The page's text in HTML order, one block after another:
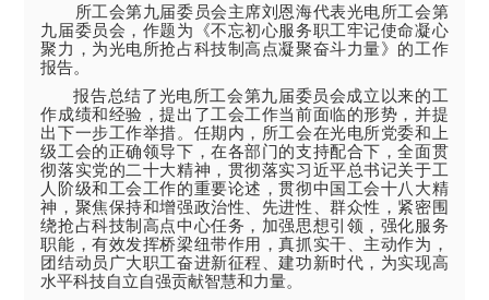
所工会第九届委员会主席刘恩海代表光电所工会第
九届委员会，作题为《不忘初心服务职工牢记使命凝心
聚力，为光电所抢占科技制高点凝聚奋斗力量》的工作
报告。
报告总结了光电所工会第九届委员会成立以来的工
作成绩和经验，提出了工会工作当前面临的形势，并提
出下一步工作举措。任期内，所工会在光电所党委和上
级工会的正确领导下，在各部门的支持配合下，全面贯
彻落实党的二十大精神，贯彻落实习近平总书记关于工
人阶级和工会工作的重要论述，贯彻中国工会十八大精
神，聚焦保持和增强政治性、先进性、群众性，紧密围
绕抢占科技制高点中心任务，加强思想引领，强化服务
职能，有效发挥桥梁纽带作用，真抓实干、主动作为，
团结动员广大职工奋进新征程、建功新时代，为实现高
水平科技自立自强贡献智慧和力量。